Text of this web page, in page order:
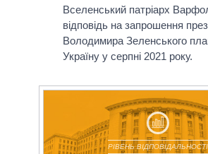
Вселенський патріарх
відповідь на запрошення
Володимира Зеленського
Україну у серпні 2021 року.
РІВЕНЬ ВІДПОВІДАЛЬНОСТІ